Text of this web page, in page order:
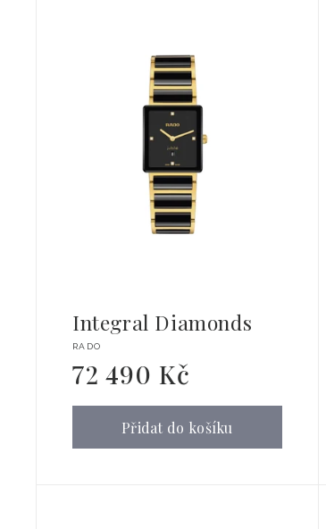
Integral Diamonds
Dodavatel:
RADO
Běžná
cena
72 490 Kč
Přidat do košíku